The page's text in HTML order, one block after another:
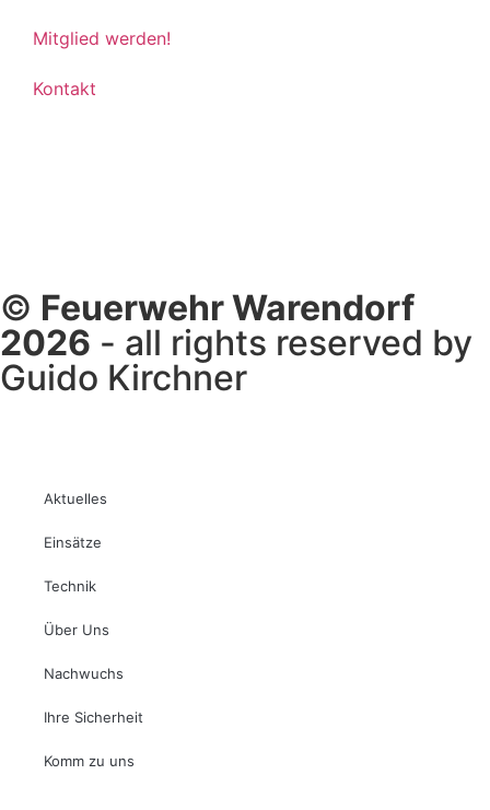
Mitglied werden!
Kontakt
© Feuerwehr Warendorf
2026 - all rights reserved by
Guido Kirchner
Aktuelles
Einsätze
Technik
Über Uns
Nachwuchs
Ihre Sicherheit
Komm zu uns